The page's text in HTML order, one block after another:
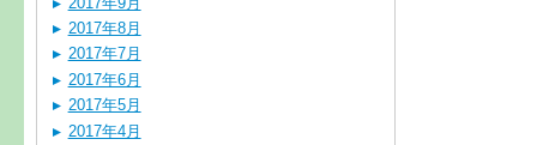
2017年8月
2017年7月
2017年6月
2017年5月
2017年4月